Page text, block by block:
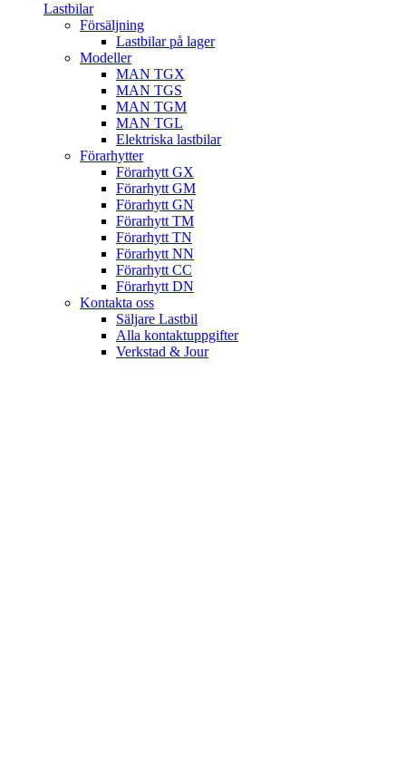
Lastbilar
Försäljning
Lastbilar på lager
Modeller
MAN TGX
MAN TGS
MAN TGM
MAN TGL
Elektriska lastbilar
Förarhytter
Förarhytt GX
Förarhytt GM
Förarhytt GN
Förarhytt TM
Förarhytt TN
Förarhytt NN
Förarhytt CC
Förarhytt DN
Kontakta oss
Säljare Lastbil
Alla kontaktuppgifter
Verkstad & Jour